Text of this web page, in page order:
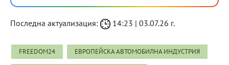
Последна актуализация: 14:23 | 03.07.26 г.
FREEDOM24 ЕВРОПЕЙСКА АВТОМОБИЛНА ИНДУСТРИЯ